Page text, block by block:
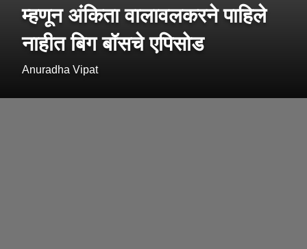
म्हणून अंकिता वालावलकरने पाहिले
नाहीत बिग बॉसचे एपिसोड
Anuradha Vipat